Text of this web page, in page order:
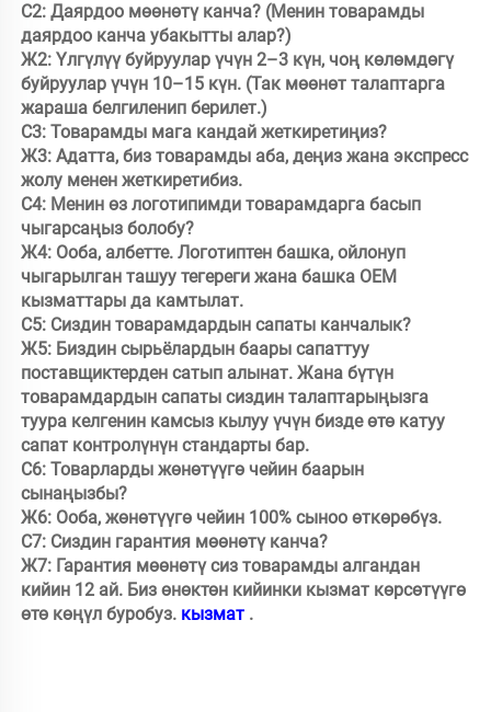
С2: Даярдоо мөөнөтү канча? (Менин товарамды
даярдоо канча убакытты алар?)
Ж2: Үлгүлүү буйруулар үчүн 2–3 күн, чоң көлөмдөгү
буйруулар үчүн 10–15 күн. (Так мөөнөт талаптарга
жараша белгиленип берилет.)
С3: Товарамды мага кандай жеткиретиңиз?
Ж3: Адатта, биз товарамды аба, деңиз жана экспресс
жолу менен жеткиретибиз.
С4: Менин өз логотипимди товарамдарга басып
чыгарсаңыз болобу?
Ж4: Ооба, албетте. Логотиптен башка, ойлонуп
чыгарылган ташуу тегереги жана башка OEM
кызматтары да камтылат.
С5: Сиздин товарамдардын сапаты канчалык?
Ж5: Биздин сырьёлардын баары сапаттуу
поставщиктерден сатып алынат. Жана бүтүн
товарамдардын сапаты сиздин талаптарыңызга
туура келгенин камсыз кылуу үчүн бизде өтө катуу
сапат контролүнүн стандарты бар.
С6: Товарларды жөнөтүүгө чейин баарын
сынаңызбы?
Ж6: Ооба, жөнөтүүгө чейин 100% сыноо өткөрөбүз.
С7: Сиздин гарантия мөөнөтү канча?
Ж7: Гарантия мөөнөтү сиз товарамды алгандан
кийин 12 ай. Биз өнөктөн кийинки кызмат көрсөтүүгө
өтө көңүл буробуз. кызмат .